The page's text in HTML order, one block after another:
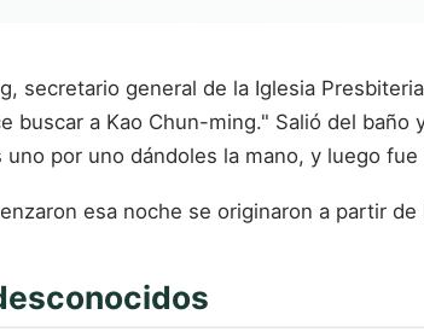
secretario general de la Iglesia
buscar a Kao Chun-ming." Salió del
por uno dándoles la mano, y luego
esa noche se originaron a partir